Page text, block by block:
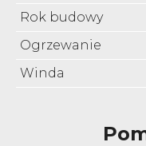
Rok budowy
Ogrzewanie
Winda